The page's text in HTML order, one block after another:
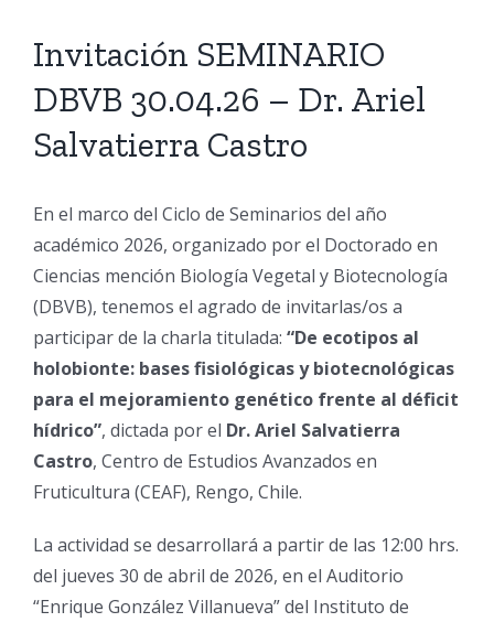
Invitación SEMINARIO
DBVB 30.04.26 – Dr. Ariel
Salvatierra Castro
En el marco del Ciclo de Seminarios del año
académico 2026, organizado por el Doctorado en
Ciencias mención Biología Vegetal y Biotecnología
(DBVB), tenemos el agrado de invitarlas/os a
participar de la charla titulada: “De ecotipos al
holobionte: bases fisiológicas y biotecnológicas
para el mejoramiento genético frente al déficit
hídrico”, dictada por el Dr.Ariel Salvatierra
Castro, Centro de Estudios Avanzados en
Fruticultura (CEAF), Rengo, Chile.
La actividad se desarrollará a partir de las 12:00 hrs.
del jueves 30 de abril de 2026, en el Auditorio
“Enrique González Villanueva” del Instituto de